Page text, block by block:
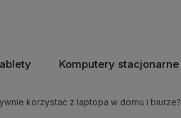
Komputery stacjonarne
korzystać z laptopa w domu i biurze?